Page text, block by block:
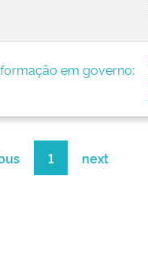
em governo:
1 next